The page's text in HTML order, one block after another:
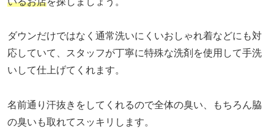
ダウンだけではなく通常洗いにくいおしゃれ着などにも対
応していて、スタッフが丁寧に特殊な洗剤を使用して手洗
いして仕上げてくれます。
名前通り汗抜きをしてくれるので全体の臭い、もちろん脇
の臭いも取れてスッキリします。